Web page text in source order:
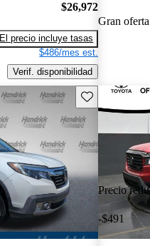
$26,972
El precio incluye tasas
$486/mes est.
Verif. disponibilidad
Gran oferta
Guarda este
Precio
-$491